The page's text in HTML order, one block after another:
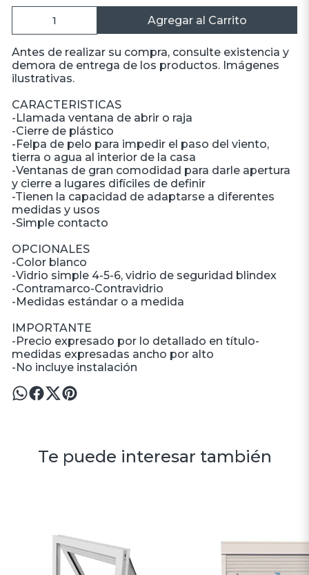
Agregar al Carrito
Antes de realizar su compra, consulte existencia y
demora de entrega de los productos. Imágenes
ilustrativas.
CARACTERISTICAS
-Llamada ventana de abrir o raja
-Cierre de plástico
-Felpa de pelo para impedir el paso del viento,
tierra o agua al interior de la casa
-Ventanas de gran comodidad para darle apertura
y cierre a lugares difíciles de definir
-Tienen la capacidad de adaptarse a diferentes
medidas y usos
-Simple contacto
OPCIONALES
-Color blanco
-Vidrio simple 4-5-6, vidrio de seguridad blindex
-Contramarco-Contravidrio
-Medidas estándar o a medida
IMPORTANTE
-Precio expresado por lo detallado en título-
medidas expresadas ancho por alto
-No incluye instalación
Te puede interesar también